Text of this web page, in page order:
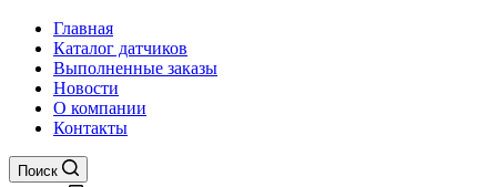
Главная
Каталог датчиков
Выполненные заказы
Новости
О компании
Контакты
Поиск